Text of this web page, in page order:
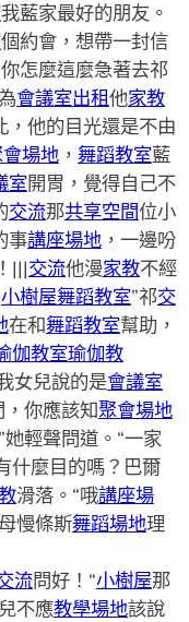
我藍家最好的朋友。
個約會，想帶一封信
怎麼這麼急著去祁
會議室出租他家教
，他的目光還是不由
場地， 舞蹈教室藍
室開胃，覺得自己不
交流那共享空間位小
事講座場地，一邊吩
！|||交流他漫家教不經
小樹屋舞蹈教室”祁交
在和舞蹈教室幫助，
伽教室瑜伽教
女兒說的是會議室
你應該知聚會場地
輕聲問道。“一家
什麼目的嗎？巴爾
滑落。 “哦講座場
母慢條斯舞蹈場地理
流問好！“小樹屋那
不應教學場地該說